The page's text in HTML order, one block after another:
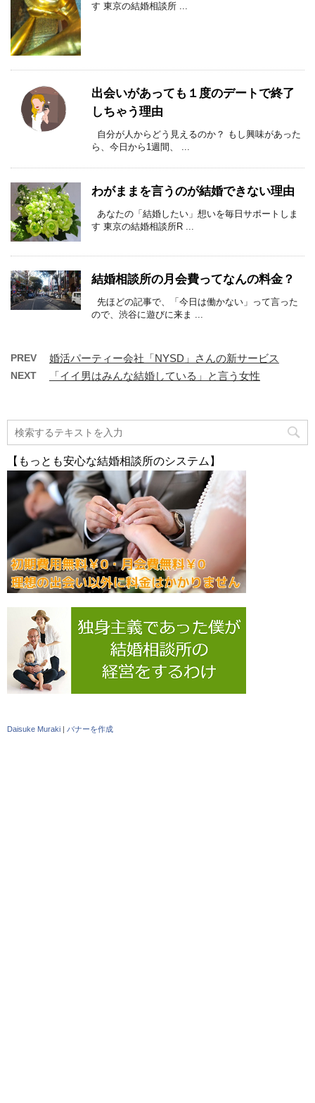
す 東京の結婚相談所 ...
出会いがあっても１度のデートで終了
しちゃう理由
自分が人からどう見えるのか？ もし興味があった
ら、今日から1週間、 ...
わがままを言うのが結婚できない理由
あなたの「結婚したい」想いを毎日サポートしま
す 東京の結婚相談所R ...
結婚相談所の月会費ってなんの料金？
先ほどの記事で、「今日は働かない」って言った
ので、渋谷に遊びに来ま ...
PREV 婚活パーティー会社「NYSD」さんの新サービス
NEXT 「イイ男はみんな結婚している」と言う女性
【もっとも安心な結婚相談所のシステム】
Daisuke Muraki バナーを作成